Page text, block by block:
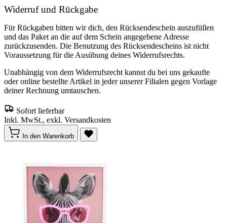
Widerruf und Rückgabe
Für Rückgaben bitten wir dich, den Rücksendeschein auszufüllen
und das Paket an die auf dem Schein angegebene Adresse
zurückzusenden. Die Benutzung des Rücksendescheins ist nicht
Voraussetzung für die Ausübung deines Widerrufsrechts.
Unabhängig von dem Widerrufsrecht kannst du bei uns gekaufte
oder online bestellte Artikel in jeder unserer Filialen gegen Vorlage
deiner Rechnung umtauschen.
Sofort lieferbar
Inkl. MwSt., exkl. Versandkosten
In den Warenkorb